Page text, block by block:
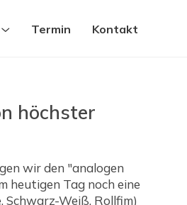
Termin Kontakt
höchster
wir den "analogen
heutigen Tag noch eine
Schwarz-Weiß, Rollfim)